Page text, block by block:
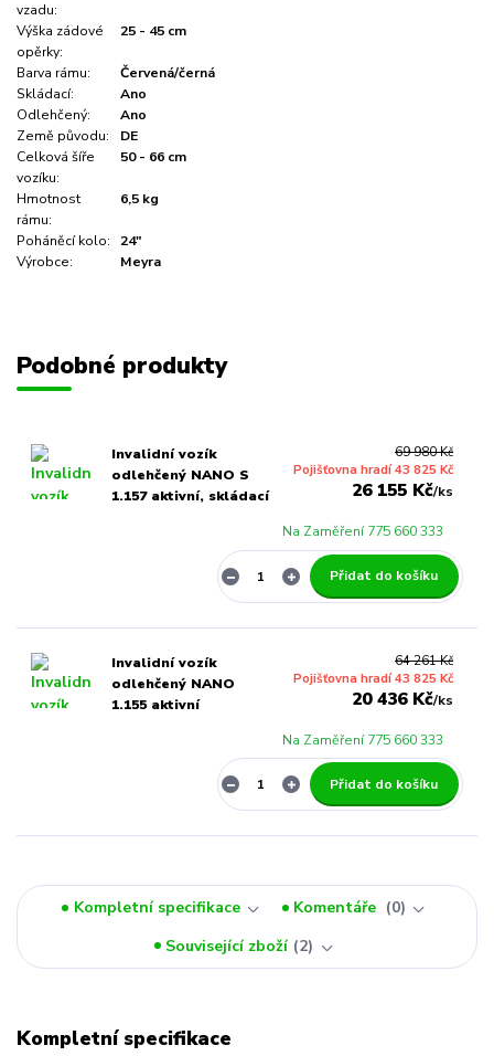
vzadu:
Výška zádové
opěrky:
25 - 45 cm
Barva rámu:
Červená/černá
Skládací:
Ano
Odlehčený:
Ano
Země původu:
DE
Celková šíře
vozíku:
50 - 66 cm
Hmotnost
rámu:
6,5 kg
Poháněcí kolo:
24"
Výrobce:
Meyra
Podobné produkty
Invalidní vozík
odlehčený NANO S
1.157 aktivní, skládací
69 980 Kč
Pojišťovna hradí 43 825 Kč
26 155 Kč/ks
Na Zaměření 775 660 333
Přidat do košíku
Invalidní vozík
odlehčený NANO
1.155 aktivní
64 261 Kč
Pojišťovna hradí 43 825 Kč
20 436 Kč/ks
Na Zaměření 775 660 333
Přidat do košíku
Kompletní specifikace Komentáře
0
Související zboží 2
Kompletní specifikace